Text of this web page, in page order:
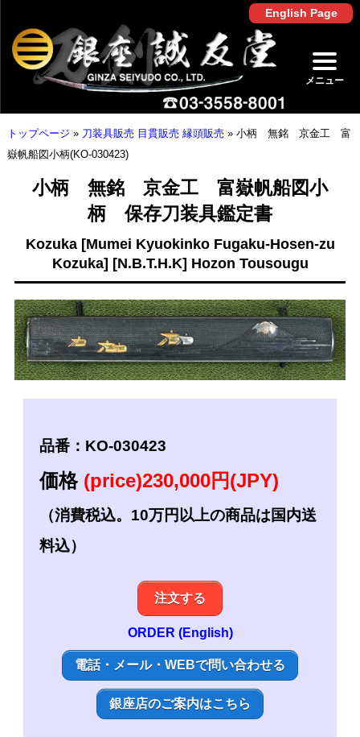
English Page
メニュー
トップページ » 刀装具販売 目貫販売 縁頭販売 » 小柄 無銘 京金工 富
嶽帆船図小柄(KO-030423)
小柄 無銘 京金工 富嶽帆船図小
柄 保存刀装具鑑定書
Kozuka [Mumei Kyuokinko Fugaku-Hosen-zu
Kozuka] [N.B.T.H.K] Hozon Tousougu
品番：KO-030423
価格 (price)230,000円(JPY)
（消費税込。10万円以上の商品は国内送
料込）
注文する
ORDER (English)
電話・メール・WEBで問い合わせる
銀座店のご案内はこちら